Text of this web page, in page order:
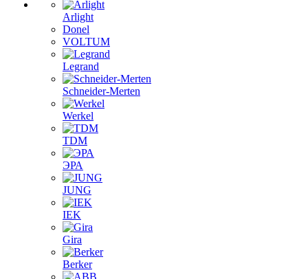
Arlight
Donel
VOLTUM
Legrand
Schneider-Merten
Werkel
TDM
ЭРА
JUNG
IEK
Gira
Berker